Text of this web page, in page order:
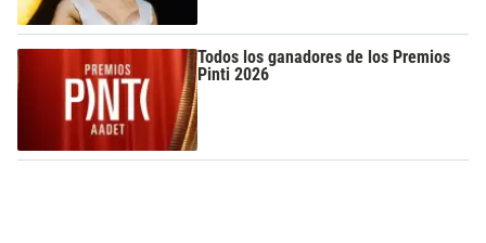
Todos los ganadores de los Premios
Pinti 2026